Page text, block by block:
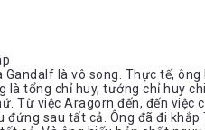
là vô song. Thực tế, ông
là tổng chỉ huy, tướng chỉ huy
Từ việc Aragorn đến, đến việc
đứng sau tất cả. Ông đã đi khắp